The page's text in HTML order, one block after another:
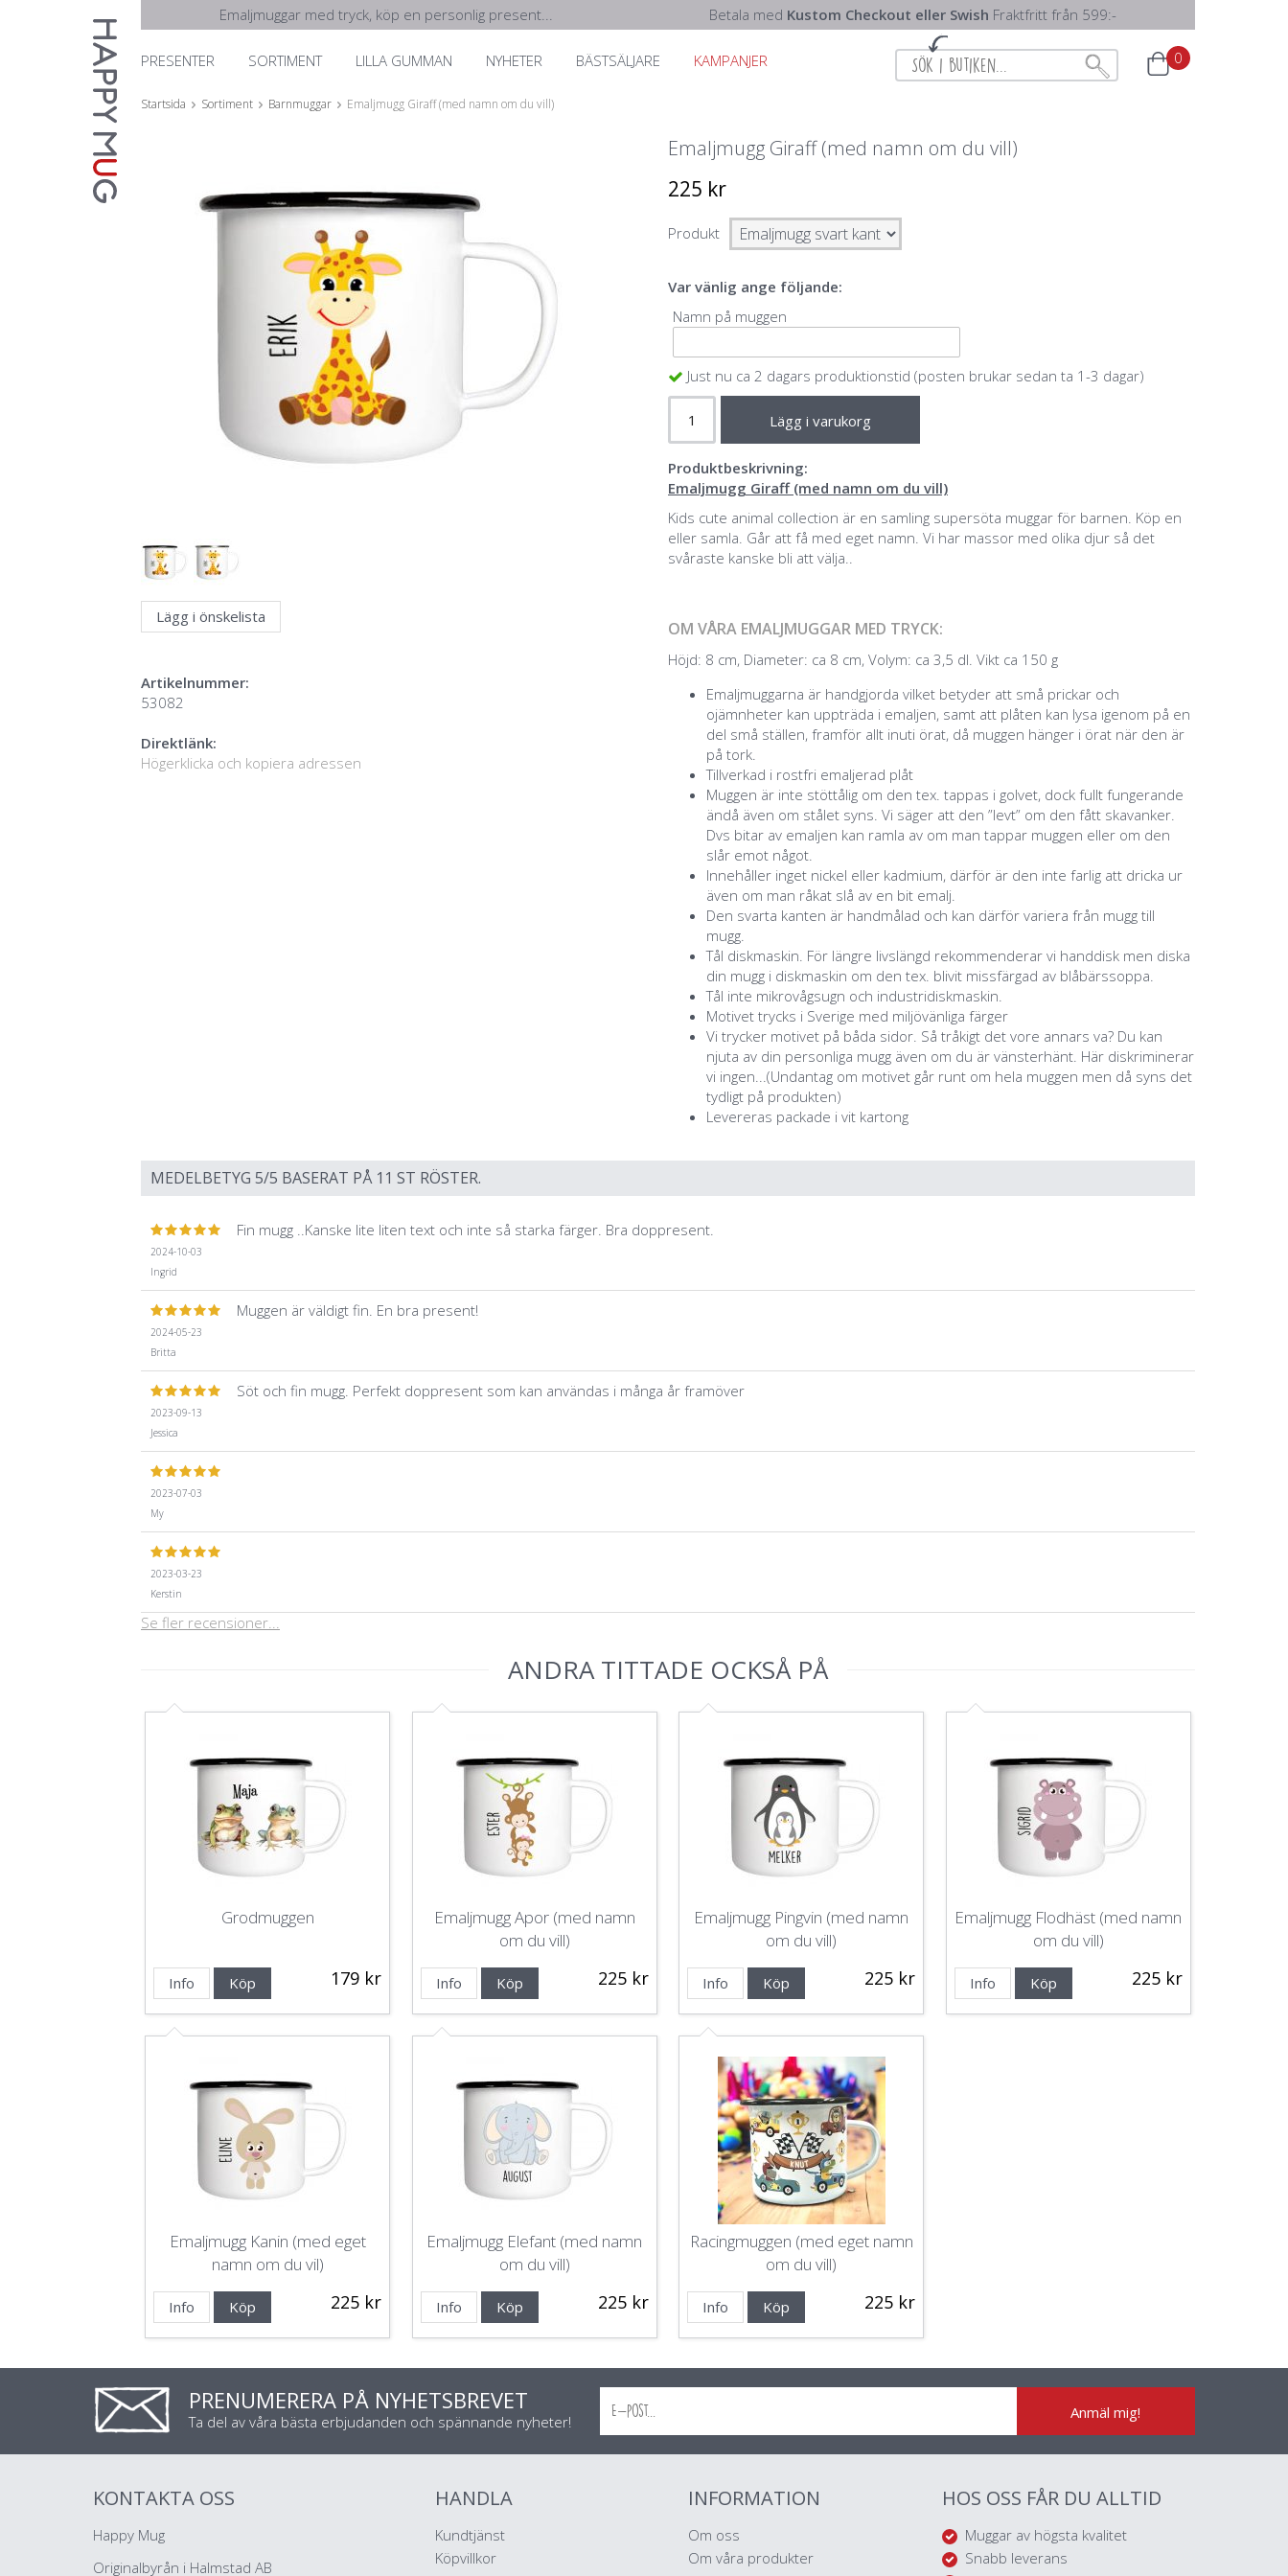
Emaljmuggar med tryck, köp en personlig present... Betala med Kustom Checkout eller Swish Fraktfritt från 599:-
PRESENTER SORTIMENT LILLA GUMMAN NYHETER BÄSTSÄLJARE KAMPANJER 0
Startsida Sortiment Barnmuggar Emaljmugg Giraff (med namn om du vill)
Emaljmugg Giraff (med namn om du vill)
225 kr
Produkt
Var vänlig ange följande:
Namn på muggen
Just nu ca 2 dagars produktionstid (posten brukar sedan ta 1-3 dagar)
Lägg i varukorg
Produktbeskrivning:
Emaljmugg Giraff (med namn om du vill)
Kids cute animal collection är en samling supersöta muggar för barnen. Köp en
eller samla. Går att få med eget namn. Vi har massor med olika djur så det
svåraste kanske bli att välja..
OM VÅRA EMALJMUGGAR MED TRYCK:
Höjd: 8 cm, Diameter: ca 8 cm, Volym: ca 3,5 dl. Vikt ca 150 g
Emaljmuggarna är handgjorda vilket betyder att små prickar och
ojämnheter kan uppträda i emaljen, samt att plåten kan lysa igenom på en
del små ställen, framför allt inuti örat, då muggen hänger i örat när den är
på tork.
Tillverkad i rostfri emaljerad plåt
Muggen är inte stöttålig om den tex. tappas i golvet, dock fullt fungerande
ändå även om stålet syns. Vi säger att den ”levt” om den fått skavanker.
Dvs bitar av emaljen kan ramla av om man tappar muggen eller om den
slår emot något.
Innehåller inget nickel eller kadmium, därför är den inte farlig att dricka ur
även om man råkat slå av en bit emalj.
Den svarta kanten är handmålad och kan därför variera från mugg till
mugg.
Tål diskmaskin. För längre livslängd rekommenderar vi handdisk men diska
din mugg i diskmaskin om den tex. blivit missfärgad av blåbärssoppa.
Tål inte mikrovågsugn och industridiskmaskin.
Motivet trycks i Sverige med miljövänliga färger
Vi trycker motivet på båda sidor. Så tråkigt det vore annars va? Du kan
njuta av din personliga mugg även om du är vänsterhänt. Här diskriminerar
vi ingen...(Undantag om motivet går runt om hela muggen men då syns det
tydligt på produkten)
Levereras packade i vit kartong
Lägg i önskelista
Artikelnummer:
53082
Direktlänk:
Högerklicka och kopiera adressen
MEDELBETYG 5/5 BASERAT PÅ 11 ST RÖSTER.
2024-10-03
Ingrid
Fin mugg ..Kanske lite liten text och inte så starka färger. Bra doppresent.
2024-05-23
Britta
Muggen är väldigt fin. En bra present!
2023-09-13
Jessica
Söt och fin mugg. Perfekt doppresent som kan användas i många år framöver
2023-07-03
My
2023-03-23
Kerstin
Se fler recensioner...
ANDRA TITTADE OCKSÅ PÅ
Grodmuggen
179 kr
Info Köp
Emaljmugg Apor (med namn
om du vill)
225 kr
Info Köp
Emaljmugg Pingvin (med namn
om du vill)
225 kr
Info Köp
Emaljmugg Flodhäst (med namn
om du vill)
225 kr
Info Köp
Emaljmugg Kanin (med eget
namn om du vil)
225 kr
Info Köp
Emaljmugg Elefant (med namn
om du vill)
225 kr
Info Köp
Racingmuggen (med eget namn
om du vill)
225 kr
Info Köp
PRENUMERERA PÅ NYHETSBREVET
Ta del av våra bästa erbjudanden och spännande nyheter! Anmäl mig!
KONTAKTA OSS
Happy Mug
Originalbyrån i Halmstad AB
HANDLA
Kundtjänst
Köpvillkor
INFORMATION
Om oss
Om våra produkter
HOS OSS FÅR DU ALLTID
Muggar av högsta kvalitet
Snabb leverans